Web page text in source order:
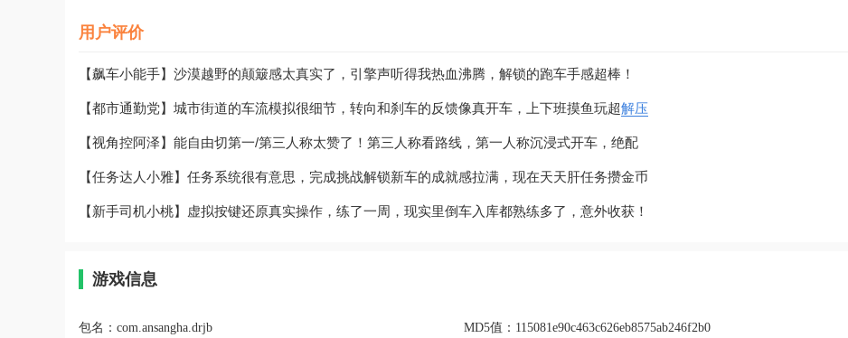
用户评价
【飙车小能手】沙漠越野的颠簸感太真实了，引擎声听得我热血沸腾，解锁的跑车手感超棒！
【都市通勤党】城市街道的车流模拟很细节，转向和刹车的反馈像真开车，上下班摸鱼玩超解压
【视角控阿泽】能自由切第一/第三人称太赞了！第三人称看路线，第一人称沉浸式开车，绝配
【任务达人小雅】任务系统很有意思，完成挑战解锁新车的成就感拉满，现在天天肝任务攒金币
【新手司机小桃】虚拟按键还原真实操作，练了一周，现实里倒车入库都熟练多了，意外收获！
游戏信息
包名： com.ansangha.drjb MD5值： 115081e90c463c626eb8575ab246f2b0